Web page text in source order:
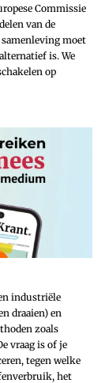
Commissie
van de
moet
is. We
op
industriële
draaien) en
zoals
vraag is of je
tegen welke
het